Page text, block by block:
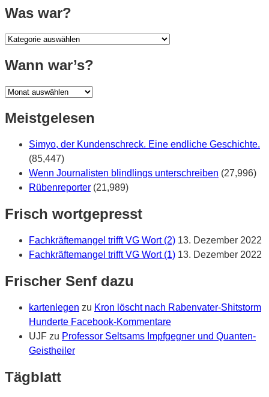
Was war?
Was
Wann war’s?
Wann
Meistgelesen
Simyo, der Kundenschreck. Eine endliche Geschichte.
(85,447)
Wenn Journalisten blindlings unterschreiben (27,996)
Rübenreporter (21,989)
Frisch wortgepresst
Fachkräftemangel trifft VG Wort (2) 13. Dezember 2022
Fachkräftemangel trifft VG Wort (1) 13. Dezember 2022
Frischer Senf dazu
kartenlegen zu Kron löscht nach Rabenvater-Shitstorm
Hunderte Facebook-Kommentare
UJF zu Professor Seltsams Impfgegner und Quanten-
Geistheiler
Tägblatt